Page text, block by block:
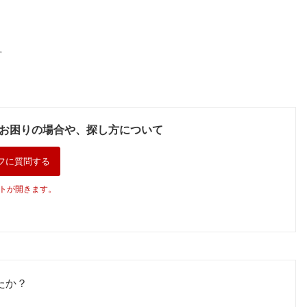
困りの場合や、探し方について
に質問する
が開きます。
か？